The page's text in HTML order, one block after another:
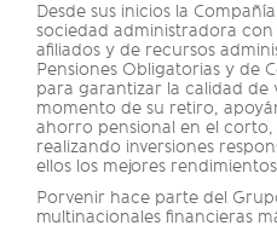
Desde sus inicios la
sociedad administradora
afiliados y de recursos
Pensiones Obligatorias y de
para garantizar la calidad de
momento de su retiro,
ahorro pensional en el
realizando inversiones
ellos los mejores
Porvenir hace parte del
multinacionales financieras